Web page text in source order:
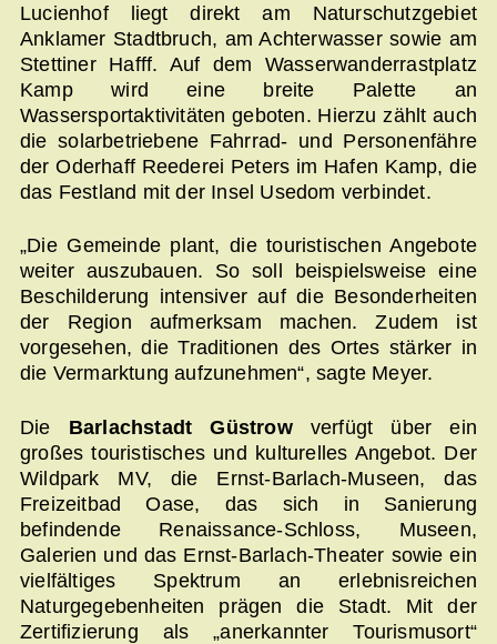
Lucienhof liegt direkt am Naturschutzgebiet
Anklamer Stadtbruch, am Achterwasser sowie am
Stettiner Hafff. Auf dem Wasserwanderrastplatz
Kamp wird eine breite Palette an
Wassersportaktivitäten geboten. Hierzu zählt auch
die solarbetriebene Fahrrad- und Personenfähre
der Oderhaff Reederei Peters im Hafen Kamp, die
das Festland mit der Insel Usedom verbindet.
„Die Gemeinde plant, die touristischen Angebote
weiter auszubauen. So soll beispielsweise eine
Beschilderung intensiver auf die Besonderheiten
der Region aufmerksam machen. Zudem ist
vorgesehen, die Traditionen des Ortes stärker in
die Vermarktung aufzunehmen“, sagte Meyer.
Die Barlachstadt Güstrowverfügt über ein
großes touristisches und kulturelles Angebot. Der
Wildpark MV, die Ernst-Barlach-Museen, das
Freizeitbad Oase, das sich in Sanierung
befindende Renaissance-Schloss, Museen,
Galerien und das Ernst-Barlach-Theater sowie ein
vielfältiges Spektrum an erlebnisreichen
Naturgegebenheiten prägen die Stadt. Mit der
Zertifizierung als „anerkannter Tourismusort“